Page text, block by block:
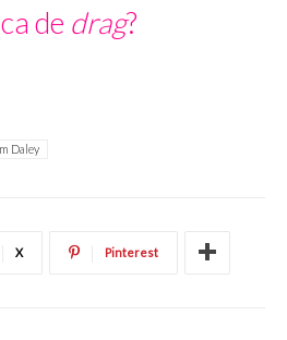
de drag?
Daley
X Pinterest